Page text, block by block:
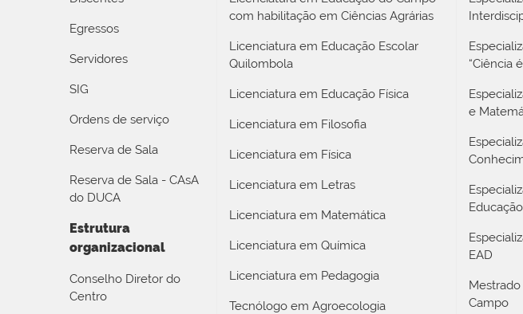
Egressos
Servidores
SIG
Ordens de serviço
Reserva de Sala
Reserva de Sala - CAsA
do DUCA
Estrutura
organizacional
Conselho Diretor do
Centro
com habilitação em Ciências Agrárias
Licenciatura em Educação Escolar
Quilombola
Licenciatura em Educação Física
Licenciatura em Filosofia
Licenciatura em Física
Licenciatura em Letras
Licenciatura em Matemática
Licenciatura em Química
Licenciatura em Pedagogia
Tecnólogo em Agroecologia
“Ciência
e
Educação
EAD
Campo